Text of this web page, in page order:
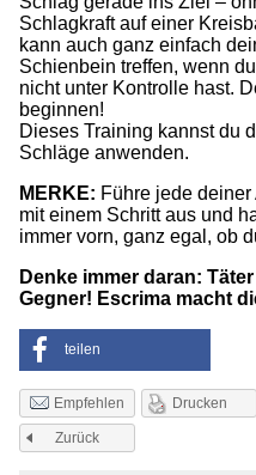
Schlagkraft auf einer
kann auch ganz einfach
Schienbein treffen, wenn
nicht unter Kontrolle hast.
beginnen!
Dieses Training kannst du
Schläge anwenden.
MERKE: Führe jede
mit einem Schritt aus und
immer vorn, ganz egal, ob
Denke immer daran:
Gegner! Escrima macht
teilen
Empfehlen Drucken
Zurück